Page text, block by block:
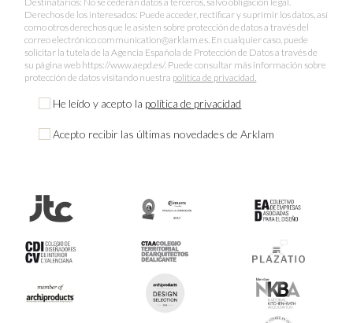
Derechos de los interesados: Puede acceder, rectificar y suprimir los datos, así
como otros derechos que le asisten sobre protección de datos a través del
correo electrónico communication@arklam.es. En cualquier caso, puede
solicitar la tutela de la Agencia Española de Protección de Datos a través de
su página web https://www.aepd.es/. Puede consultar más información sobre
protección de datos visitando nuestra política de privacidad.
He leído y acepto la política de privacidad
Acepto recibir las últimas novedades de Arklam